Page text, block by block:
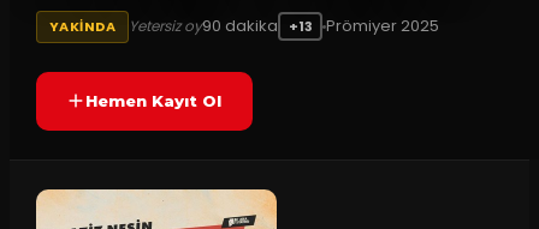
YAKINDA Yetersiz oy90 dakika +13 Prömiyer2025
Hemen Kayıt Ol